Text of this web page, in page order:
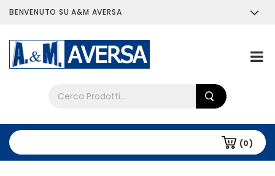
BENVENUTO SU A&M AVERSA
(0)